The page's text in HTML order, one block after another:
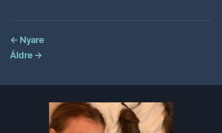
← Nyare
Äldre →